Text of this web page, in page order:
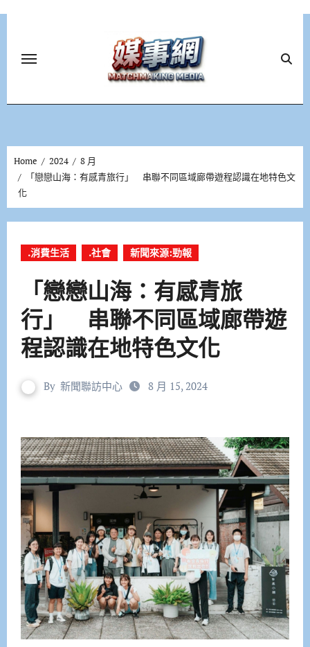
Home 2024
8 月
「戀戀山海：有感青旅行」 串聯不同區域廊帶遊程認識在地特色文
化
.消費生活 .社會 新聞來源:勁報
「戀戀山海：有感青旅
行」 串聯不同區域廊帶遊
程認識在地特色文化
By 新聞聯訪中心 8 月 15, 2024